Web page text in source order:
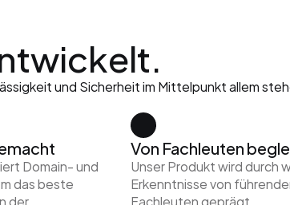
und Sicherheit im Mittelpunkt allem
Domain- und
das beste
der
Von Fachleuten
Unser Produkt wird durch
Erkenntnisse von
Fachleuten geprägt.